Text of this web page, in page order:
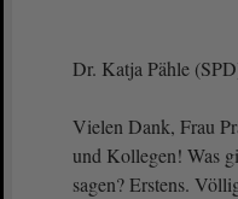
Dr. Katja Pähle
Vielen Dank, Frau
und Kollegen! Was
sagen? Erstens.